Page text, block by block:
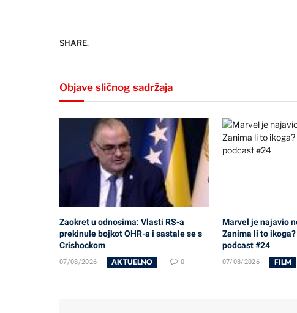
SHARE.
Objave sličnog sadržaja
Zaokret u odnosima: Vlasti RS-a
prekinule bojkot OHR-a i sastale se s
Crishockom
07/08/2026 AKTUELNO 0
Marvel je najavio
Zanima li to
podcast #24
07/08/2026 FILM